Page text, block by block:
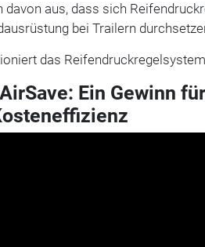
davon aus, dass sich
bei Trailern
das
Ein Gewinn